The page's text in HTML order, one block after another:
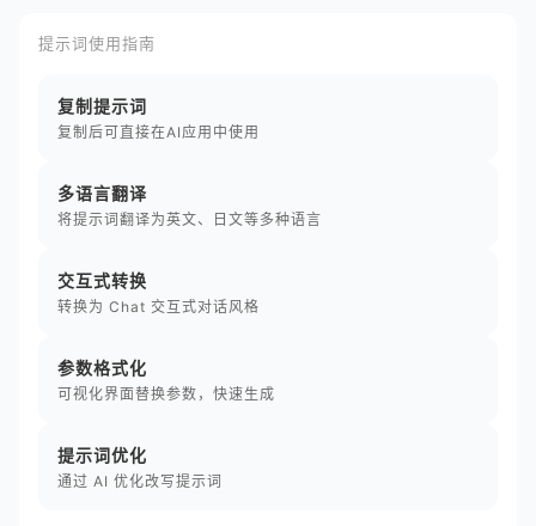
提示词使用指南
复制提示词
复制后可直接在AI应用中使用
多语言翻译
将提示词翻译为英文、日文等多种语言
交互式转换
转换为 Chat 交互式对话风格
参数格式化
可视化界面替换参数，快速生成
提示词优化
通过 AI 优化改写提示词